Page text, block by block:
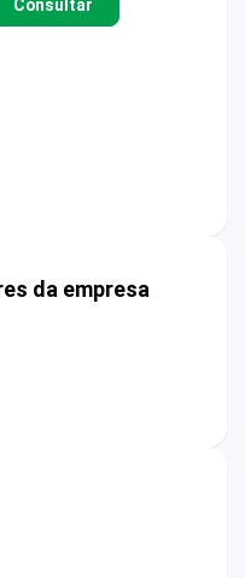
Consultar
da empresa